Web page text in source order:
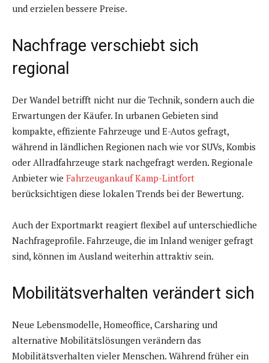
und erzielen bessere Preise.
Nachfrage verschiebt sich
regional
Der Wandel betrifft nicht nur die Technik, sondern auch die
Erwartungen der Käufer. In urbanen Gebieten sind
kompakte, effiziente Fahrzeuge und E-Autos gefragt,
während in ländlichen Regionen nach wie vor SUVs, Kombis
oder Allradfahrzeuge stark nachgefragt werden. Regionale
Anbieter wie Fahrzeugankauf Kamp-Lintfort
berücksichtigen diese lokalen Trends bei der Bewertung.
Auch der Exportmarkt reagiert flexibel auf unterschiedliche
Nachfrageprofile. Fahrzeuge, die im Inland weniger gefragt
sind, können im Ausland weiterhin attraktiv sein.
Mobilitätsverhalten verändert sich
Neue Lebensmodelle, Homeoffice, Carsharing und
alternative Mobilitätslösungen verändern das
Mobilitätsverhalten vieler Menschen. Während früher ein